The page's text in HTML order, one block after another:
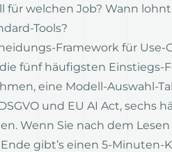
für welchen Job? Wann
Tools?
Framework für Use-
fünf häufigsten Einstiegs-
eine Modell-Auswahl-
und EU AI Act, sechs
Wenn Sie nach dem Lesen
gibt’s einen 5-Minuten-